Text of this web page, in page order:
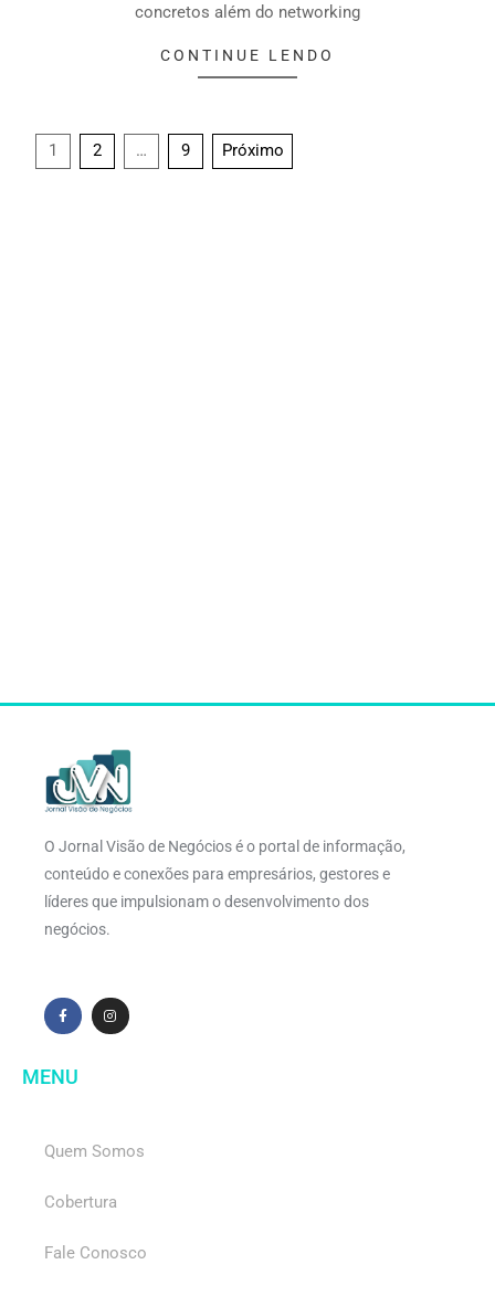
concretos além do networking
CONTINUE LENDO
1 2 … 9 Próximo
O Jornal Visão de Negócios é o portal de informação,
conteúdo e conexões para empresários, gestores e
líderes que impulsionam o desenvolvimento dos
negócios.
MENU
Quem Somos
Cobertura
Fale Conosco